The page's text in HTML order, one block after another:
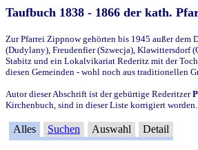
Taufbuch 1838 - 1866 der kath.
Zur Pfarrei Zippnow gehörten bis 1945 außer
(Dudylany), Freudenfier (Szwecja), Klawittersdorf
Stabitz und ein Lokalvikariat Rederitz mit der
diesen Gemeinden - wohl noch aus traditionellen
Autor dieser Abschrift ist der gebürtige Rederitzer
Kirchenbuch, sind in dieser Liste korrigiert
Alles Suchen Auswahl Detail